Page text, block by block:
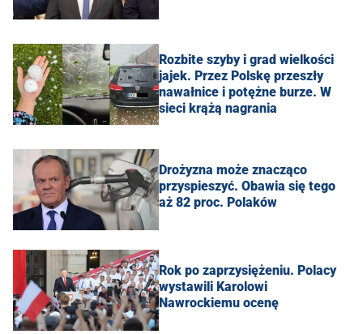
Rozbite szyby i grad wielkości
jajek. Przez Polskę przeszły
nawałnice i potężne burze. W
sieci krążą nagrania
Drożyzna może znacząco
przyspieszyć. Obawia się tego
aż 82 proc. Polaków
Rok po zaprzysiężeniu. Polacy
wystawili Karolowi
Nawrockiemu ocenę